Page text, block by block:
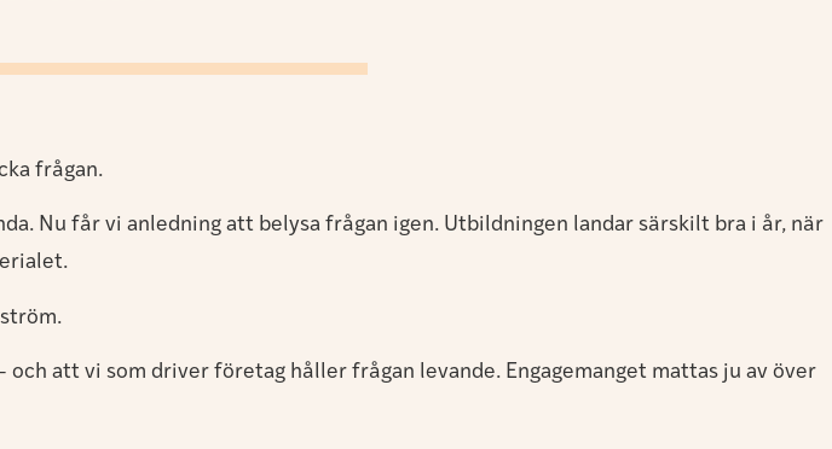
frågan.
Nu får vi anledning att belysa frågan igen. Utbildningen landar särskilt bra i år, när
att vi som driver företag håller frågan levande. Engagemanget mattas ju av över